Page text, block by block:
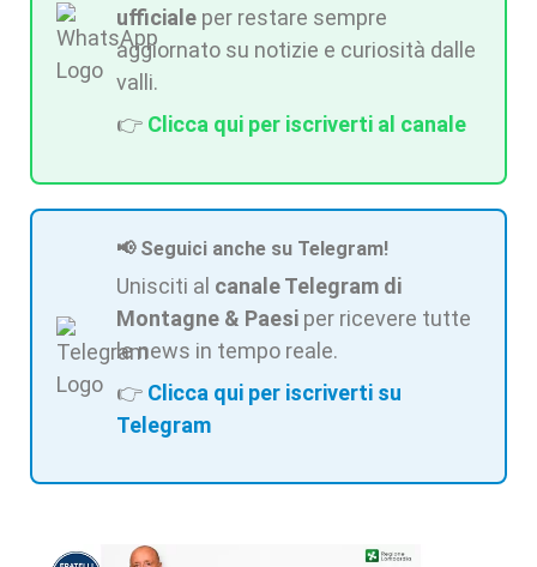
ufficiale per restare sempre
aggiornato su notizie e curiosità dalle
valli.
👉 Clicca qui per iscriverti al canale
📢 Seguici anche su Telegram!
Unisciti al canale Telegram di
Montagne & Paesi per ricevere tutte
le news in tempo reale.
👉 Clicca qui per iscriverti su
Telegram